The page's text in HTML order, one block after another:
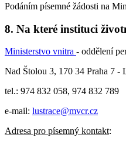
Podáním písemné žádosti na
8. Na které instituci
Ministerstvo vnitra - oddělení
Nad Štolou 3, 170 34 Praha 7 -
tel.: 974 832 058, 974 832 789
e-mail: lustrace@mvcr.cz
Adresa pro písemný kontakt: